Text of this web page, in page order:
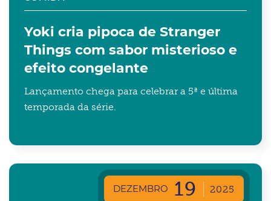
Yoki cria pipoca de Stranger
Things com sabor misterioso e
efeito congelante
Lançamento chega para celebrar a 5ª e última
temporada da série​.
DEZEMBRO 19 2025